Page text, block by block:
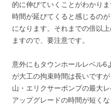
的に伸びていくことがわかり
時間が延びてくると感じるの
になります。それまでの倍以
ますので、要注意です。
意外にもタウンホールレベル6
が大工の拘束時間は長いです
山・エリクサーポンプの最大
アップグレードの時間が短くな